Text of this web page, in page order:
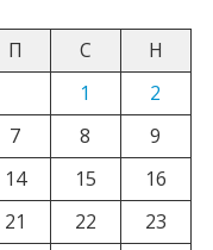
П С
Н
1
2
7 8
9
14 15
16
21 22
23